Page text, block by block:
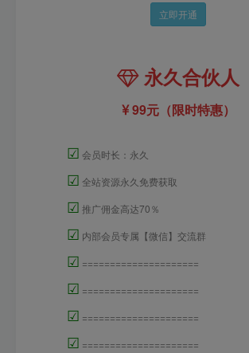
立即开通
永久合伙人
99元（限时特惠）
☑ 会员时长：永久
☑ 全站资源永久免费获取
☑ 推广佣金高达70％
☑ 内部会员专属【微信】交流群
☑ =====================
☑ =====================
☑ =====================
☑ =====================